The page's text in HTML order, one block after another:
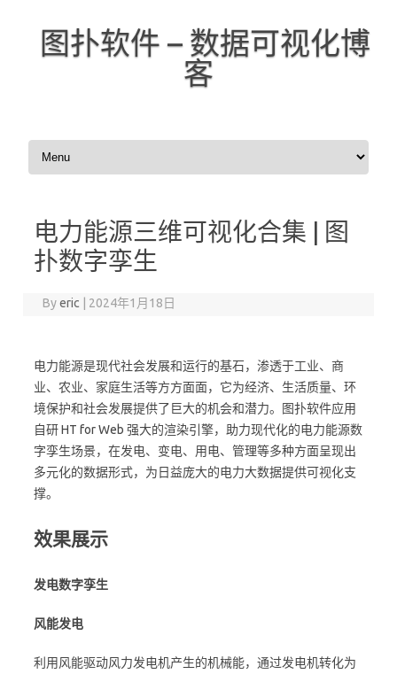
图扑软件 – 数据可视化博
客
Skip to content
电力能源三维可视化合集 | 图
扑数字孪生
Byeric 2024年1月18日
电力能源是现代社会发展和运行的基石，渗透于工业、商
业、农业、家庭生活等方方面面，它为经济、生活质量、环
境保护和社会发展提供了巨大的机会和潜力。图扑软件应用
自研 HT for Web 强大的渲染引擎，助力现代化的电力能源数
字孪生场景，在发电、变电、用电、管理等多种方面呈现出
多元化的数据形式，为日益庞大的电力大数据提供可视化支
撑。
效果展示
发电数字孪生
风能发电
利用风能驱动风力发电机产生的机械能，通过发电机转化为